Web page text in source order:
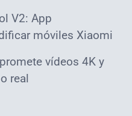
V2: App
móviles Xiaomi
vídeos 4K y
real